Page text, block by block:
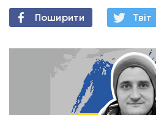
Поширити Твiт